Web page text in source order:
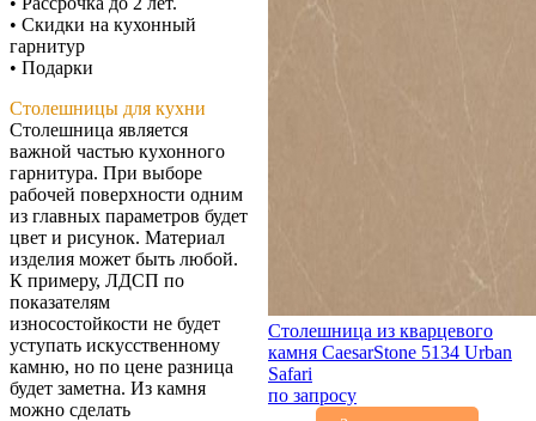
• Скидки на кухонный
гарнитур
• Подарки
Столешницы для кухни
Столешница является
важной частью кухонного
гарнитура. При выборе
рабочей поверхности одним
из главных параметров будет
цвет и рисунок. Материал
изделия может быть любой.
К примеру, ЛДСП по
показателям
износостойкости не будет
уступать искусственному
камню, но по цене разница
будет заметна. Из камня
можно сделать
Столешница из кварцевого
камня CaesarStone 5134 Urban
Safari
по запросу